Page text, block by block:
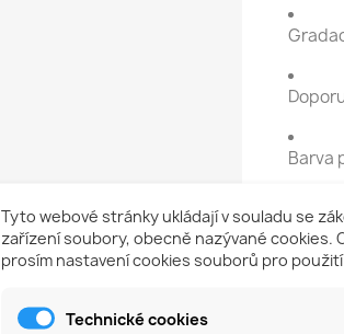
Barva
Typ
Tyto webové stránky ukládají v souladu se
zařízení soubory, obecně nazývané cookies.
prosím nastavení cookies souborů pro
Technické cookies